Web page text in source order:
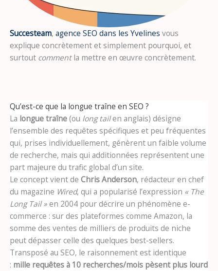
Succesteam, agence SEO dans les Yvelines vous
explique concrètement et simplement pourquoi, et
surtout commentla mettre en œuvre concrètement.
Qu’est-ce que la longue traîne en SEO ?
La longue traîne(ou long tailen anglais) désigne
l’ensemble des requêtes spécifiques et peu fréquentes
qui, prises individuellement, génèrent un faible volume
de recherche, mais qui additionnées représentent une
part majeure du trafic global d’un site.
Le concept vient de Chris Anderson, rédacteur en chef
du magazine Wired, qui a popularisé l’expression « The
Long Tail »en 2004 pour décrire un phénomène e-
commerce : sur des plateformes comme Amazon, la
somme des ventes de milliers de produits de niche
peut dépasser celle des quelques best-sellers.
Transposé au SEO, le raisonnement est identique
: mille requêtes à 10 recherches/mois pèsent plus lourd